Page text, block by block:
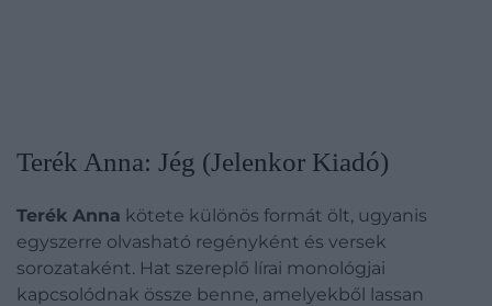
Terék Anna: Jég (Jelenkor Kiadó)
Terék Anna kötete különös formát ölt, ugyanis
egyszerre olvasható regényként és versek
sorozataként. Hat szereplő lírai monológjai
kapcsolódnak össze benne, amelyekből lassan